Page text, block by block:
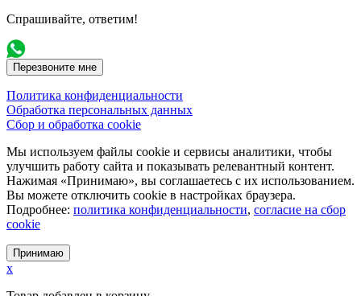
Спрашивайте, ответим!
Перезвоните мне
Политика конфиденциальности
Обработка персональных данных
Сбор и обработка cookie
Мы используем файлы cookie и сервисы аналитики, чтобы
улучшить работу сайта и показывать релевантный контент.
Нажимая «Принимаю», вы соглашаетесь с их использованием.
Вы можете отключить cookie в настройках браузера.
Подробнее: политика конфиденциальности, согласие на сбор
cookie
Принимаю
x